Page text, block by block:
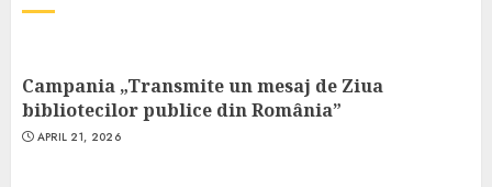
Campania „Transmite un mesaj de Ziua
bibliotecilor publice din România”
APRIL 21, 2026